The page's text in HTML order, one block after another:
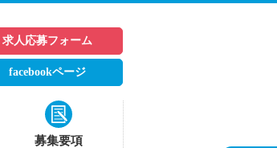
求人応募フォーム
facebookページ
募集要項